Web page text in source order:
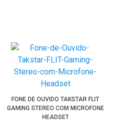
FONE DE OUVIDO TAKSTAR FLIT
GAMING STEREO COM MICROFONE
HEADSET